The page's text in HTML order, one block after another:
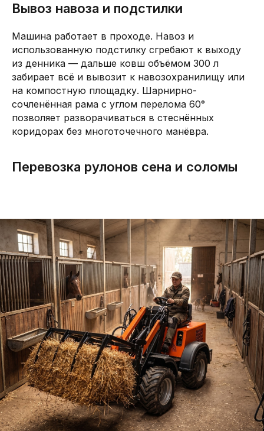
Вывоз навоза и подстилки
Машина работает в проходе. Навоз и
использованную подстилку сгребают к выходу
из денника — дальше ковш объёмом 300 л
забирает всё и вывозит к навозохранилищу или
на компостную площадку. Шарнирно-
сочленённая рама с углом перелома 60°
позволяет разворачиваться в стеснённых
коридорах без многоточечного манёвра.
Перевозка рулонов сена и соломы